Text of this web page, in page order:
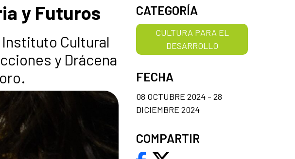
y Futuros
Instituto Cultural
y Drácena
CATEGORÍA
CULTURA PARA EL
DESARROLLO
FECHA
08 OCTUBRE 2024 - 28
DICIEMBRE 2024
COMPARTIR